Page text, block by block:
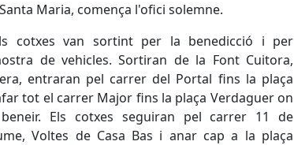
Maria, comença l'ofici solemne.
cotxes van sortint per la benedicció i per
de vehicles. Sortiran de la Font Cuitora,
entraran pel carrer del Portal fins la plaça
tot el carrer Major fins la plaça Verdaguer on
Els cotxes seguiran pel carrer 11 de
Voltes de Casa Bas i anar cap a la plaça